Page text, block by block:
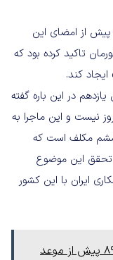
از امضای این
تاکید کرده بود که
کند.
در این باره گفته
نیست و این ماجرا به
مکلف است که
تحقق این موضوع
ایران با این کشور
مشخصات کلیدی اسنپدراگون ۸۹۸ پیش از موعد